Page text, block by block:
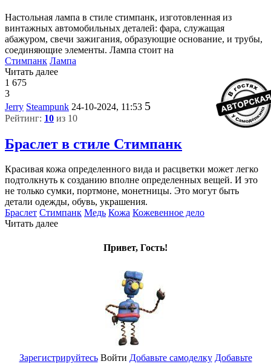
Настольная лампа в стиле стимпанк, изготовленная из
винтажных автомобильных деталей: фара, служащая
абажуром, свечи зажигания, образующие основание, и трубы,
соединяющие элементы. Лампа стоит на
Стимпанк Лампа
Читать далее
1 675
3
Jerry Steampunk 24-10-2024, 11:53 5
Рейтинг: 10 из 10
Браслет в стиле Стимпанк
Красивая кожа определенного вида и расцветки может легко
подтолкнуть к созданию вполне определенных вещей. И это
не только сумки, портмоне, монетницы. Это могут быть
детали одежды, обувь, украшения.
Браслет Стимпанк Медь Кожа Кожевенное дело
Читать далее
Привет, Гость!
Зарегистрируйтесь Войти Добавьте самоделку Добавьте